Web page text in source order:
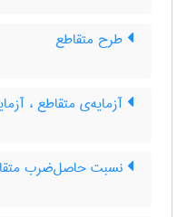
طرح متقاطع
آزمایه‌ی متقاطع ،
نسبت حاصل‌ضرب